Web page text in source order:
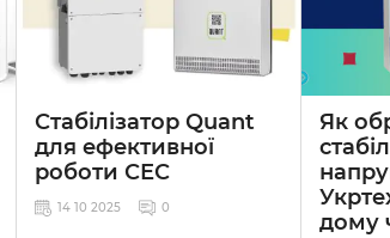
Стабілізатор Quant
для ефективної
роботи СЕС
14 10 2025 0
Як
дому